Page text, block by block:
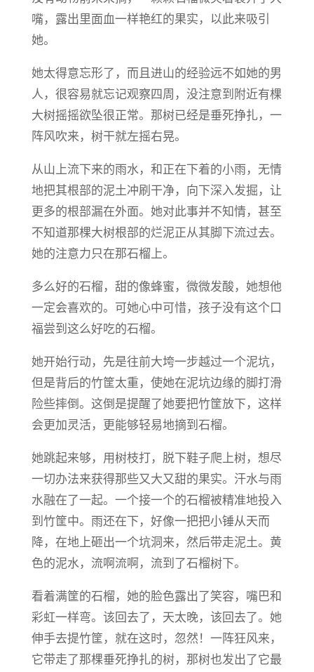
嘴，露出里面血一样艳红的果实，以此来吸引
她。
她太得意忘形了，而且进山的经验远不如她的男
人，很容易就忘记观察四周，没注意到附近有棵
大树摇摇欲坠很正常。那树已经是垂死挣扎，一
阵风吹来，树干就左摇右晃。
从山上流下来的雨水，和正在下着的小雨，无情
地把其根部的泥土冲刷干净，向下深入发掘，让
更多的根部漏在外面。她对此事并不知情，甚至
不知道那棵大树根部的烂泥正从其脚下流过去。
她的注意力只在那石榴上。
多么好的石榴，甜的像蜂蜜，微微发酸，她想他
一定会喜欢的。可她心中可惜，孩子没有这个口
福尝到这么好吃的石榴。
她开始行动，先是往前大垮一步越过一个泥坑，
但是背后的竹筐太重，使她在泥坑边缘的脚打滑
险些摔倒。这倒是提醒了她要把竹筐放下，这样
会更加灵活，更能够轻易地摘到石榴。
她跳起来够，用树枝打，脱下鞋子爬上树，想尽
一切办法来获得那些又大又甜的果实。汗水与雨
水融在了一起。一个接一个的石榴被精准地投入
到竹筐中。雨还在下，好像一把把小锤从天而
降，在地上砸出一个坑洞来，然后带走泥土。黄
色的泥水，流啊流啊，流到了石榴树下。
看着满筐的石榴，她的脸色露出了笑容，嘴巴和
彩虹一样弯。该回去了，天太晚，该回去了。她
伸手去提竹筐，就在这时，忽然！一阵狂风来，
它带走了那棵垂死挣扎的树，那树也发出了它最